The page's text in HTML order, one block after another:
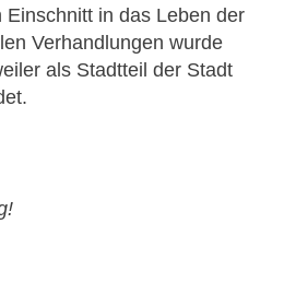
in das Leben der
Verhandlungen wurde
als Stadtteil der Stadt